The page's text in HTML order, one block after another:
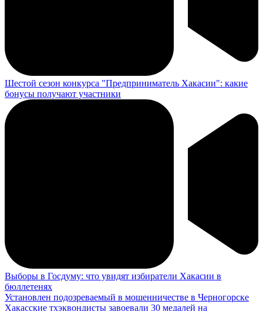
Шестой сезон конкурса "Предприниматель Хакасии": какие
бонусы получают участники
Выборы в Госдуму: что увидят избиратели Хакасии в
бюллетенях
Установлен подозреваемый в мошенничестве в Черногорске
Хакасские тхэквондисты завоевали 30 медалей на